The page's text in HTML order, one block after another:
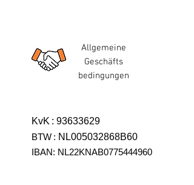
Allgemeine
Geschäfts
bedingungen
KvK : 93633629
BTW : NL005032868B60
IBAN: NL22KNAB0775444960